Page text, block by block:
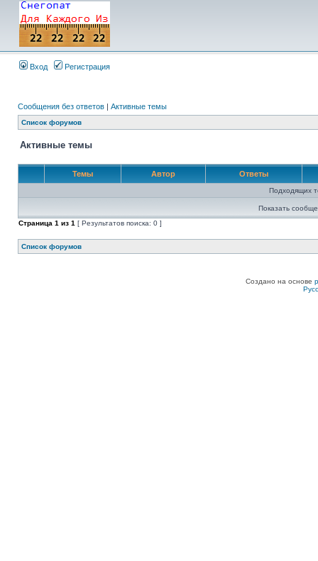
Вход Регистрация
Сообщения без ответов | Активные темы
Список форумов
Активные темы
Темы Автор Ответы
Подходящих
Показать
Страница 1 из 1 [ Результатов поиска: 0 ]
Список форумов
Создано на основе